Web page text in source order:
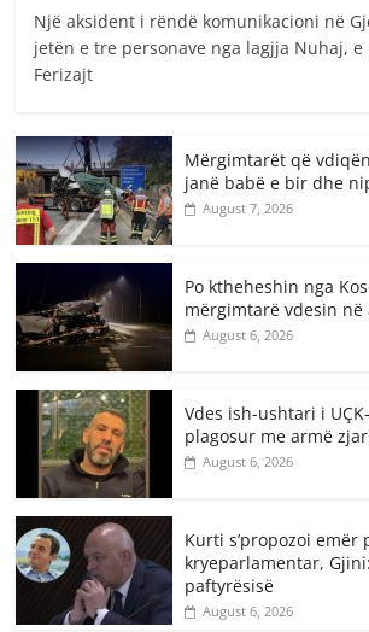
Një aksident i rëndë komunikacioni në
jetën e tre personave nga lagjja Nuhaj, e
Ferizajt
Mërgimtarët që
janë babë e bir dhe
August 7, 2026
Po ktheheshin nga
mërgimtarë vdesin në
August 6, 2026
Vdes ish-ushtari i
plagosur me armë
August 6, 2026
Kurti s’propozoi emër
kryeparlamentar,
paftyrësisë
August 6, 2026